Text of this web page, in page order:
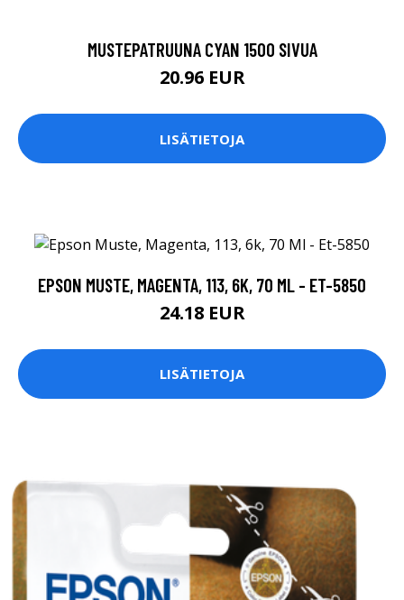
MUSTEPATRUUNA CYAN 1500 SIVUA
20.96 EUR
LISÄTIETOJA
EPSON MUSTE, MAGENTA, 113, 6K, 70 ML - ET-5850
24.18 EUR
LISÄTIETOJA